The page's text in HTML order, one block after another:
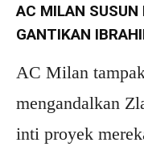
AC MILAN SUSUN
GANTIKAN
AC Milan
mengandalkan
inti proyek